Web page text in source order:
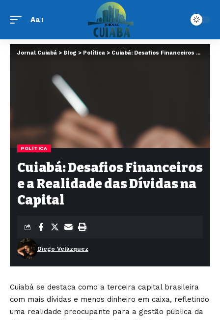
Aa
Jornal Cuiabá > Blog > Política > Cuiabá: Desafios Financeiros e a Realidade das Dívidas na Capital
POLÍTICA
Cuiabá: Desafios Financeiros
e a Realidade das Dívidas na
Capital
Diego Velázquez
Cuiabá se destaca como a terceira capital brasileira
com mais dívidas e menos dinheiro em caixa, refletindo
uma realidade preocupante para a gestão pública da